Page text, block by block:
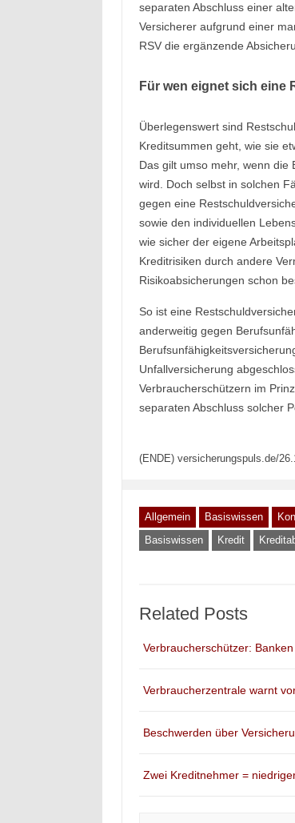
separaten Abschluss einer
Versicherer aufgrund einer
RSV die ergänzende
Für wen eignet sich
Überlegenswert sind
Kreditsummen geht, wie sie
Das gilt umso mehr, wenn
wird. Doch selbst in solchen
gegen eine
sowie den individuellen
wie sicher der eigene
Kreditrisiken durch andere
Risikoabsicherungen schon
So ist eine
anderweitig gegen
Unfallversicherung
Verbraucherschützern im
separaten Abschluss solcher
(ENDE) versicherungspuls.de/
Allgemein Basiswissen
Basiswissen
Kredit
Related Posts
Verbraucherschützer:
Verbraucherzentrale warnt
Beschwerden über
Zwei Kreditnehmer =